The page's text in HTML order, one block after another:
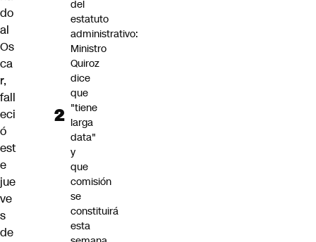
do
al
Os
ca
r,
fall
eci
ó
est
e
jue
ve
s
de
del
estatuto
administrativo:
Ministro
Quiroz
dice
que
"tiene
larga
data"
y
que
comisión
se
constituirá
esta